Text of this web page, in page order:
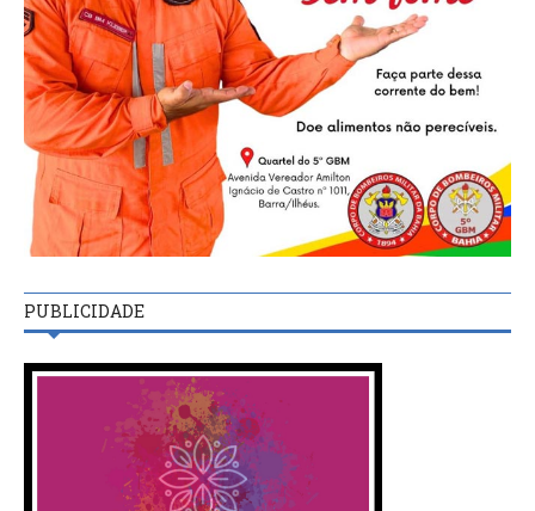
PUBLICIDADE